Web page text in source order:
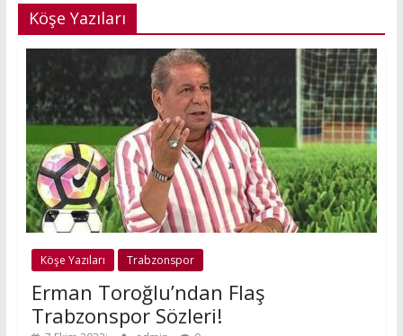
Köşe Yazıları
Köşe Yazıları Trabzonspor
Erman Toroğlu’ndan Flaş
Trabzonspor Sözleri!